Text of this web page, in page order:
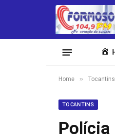
Home » Tocantins
TOCANTINS
Polícia